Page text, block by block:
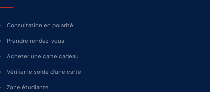
Consultation en polarité
Prendre rendez-vous
Acheter une carte cadeau
Vérifier le solde d’une carte
Zone étudiante